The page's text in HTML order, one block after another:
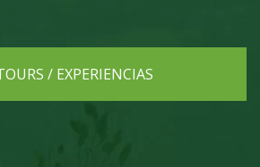
/ EXPERIENCIAS